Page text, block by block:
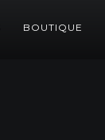
BOUTIQUE